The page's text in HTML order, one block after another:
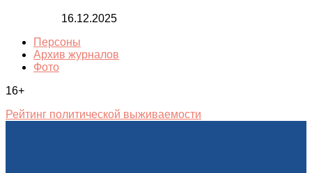
16.12.2025
Персоны
Архив журналов
Фото
16+
Рейтинг политической выживаемости